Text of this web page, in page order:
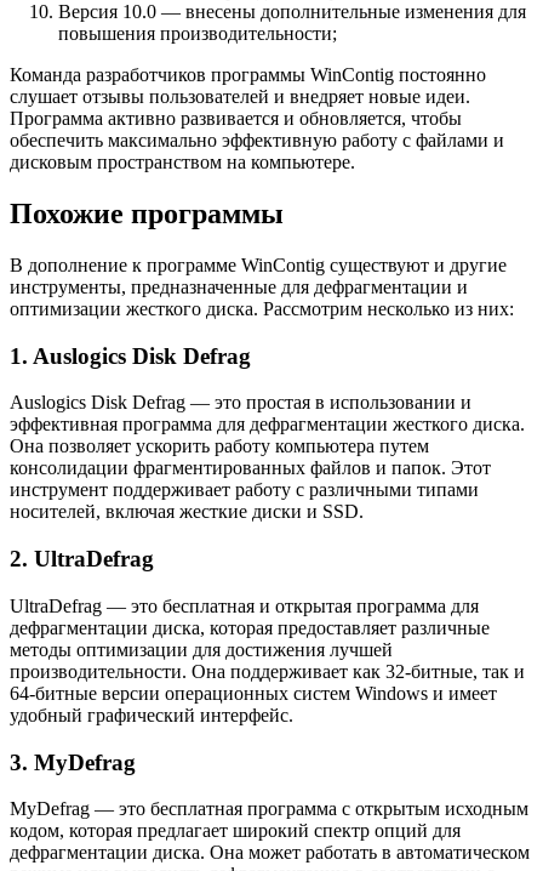
Версия 10.0 — внесены дополнительные изменения для
повышения производительности;
Команда разработчиков программы WinContig постоянно
слушает отзывы пользователей и внедряет новые идеи.
Программа активно развивается и обновляется, чтобы
обеспечить максимально эффективную работу с файлами и
дисковым пространством на компьютере.
Похожие программы
В дополнение к программе WinContig существуют и другие
инструменты, предназначенные для дефрагментации и
оптимизации жесткого диска. Рассмотрим несколько из них:
1. Auslogics Disk Defrag
Auslogics Disk Defrag — это простая в использовании и
эффективная программа для дефрагментации жесткого диска.
Она позволяет ускорить работу компьютера путем
консолидации фрагментированных файлов и папок. Этот
инструмент поддерживает работу с различными типами
носителей, включая жесткие диски и SSD.
2. UltraDefrag
UltraDefrag — это бесплатная и открытая программа для
дефрагментации диска, которая предоставляет различные
методы оптимизации для достижения лучшей
производительности. Она поддерживает как 32-битные, так и
64-битные версии операционных систем Windows и имеет
удобный графический интерфейс.
3. MyDefrag
MyDefrag — это бесплатная программа с открытым исходным
кодом, которая предлагает широкий спектр опций для
дефрагментации диска. Она может работать в автоматическом